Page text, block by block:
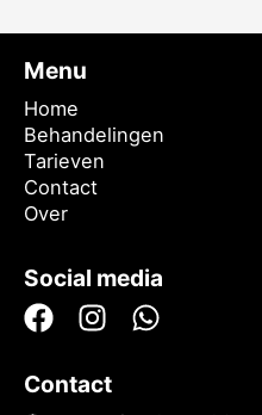
Menu
Home
Behandelingen
Tarieven
Contact
Over
Social media
Contact